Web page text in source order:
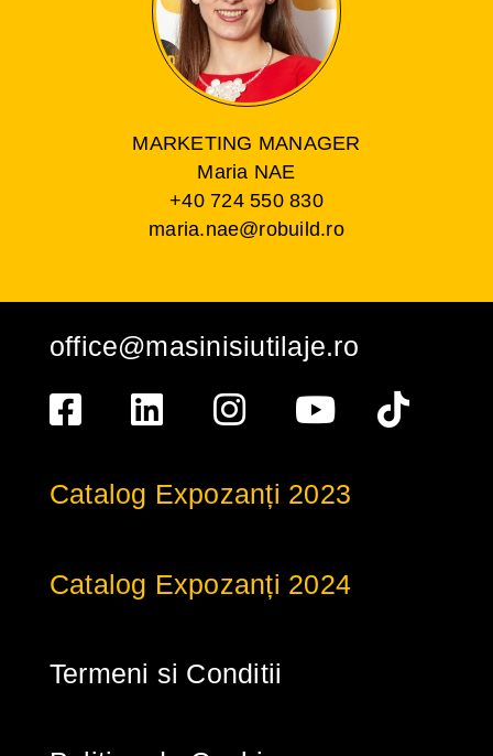
MARKETING MANAGER
Maria NAE
+40 724 550 830
maria.nae@robuild.ro
office@masinisiutilaje.ro
Catalog Expozanți 2023
Catalog Expozanți 2024
Termeni si Conditii